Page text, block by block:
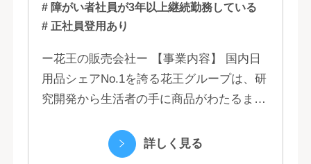
# 障がい者社員が3年以上継続勤務している
# 正社員登用あり
ー花王の販売会社ー 【事業内容】 国内日
用品シェアNo.1を誇る花王グループは、研
究開発から生活者の手に商品がわたるまで
で、情報のスピード、質、量ともに他社に
詳しく見る